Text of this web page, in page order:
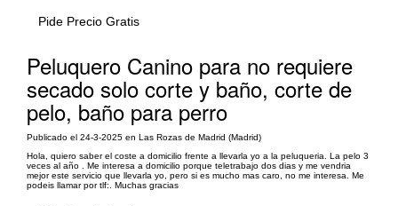
Pide Precio Gratis
Peluquero Canino para no requiere
secado solo corte y baño, corte de
pelo, baño para perro
Publicado el 24-3-2025 en Las Rozas de Madrid (Madrid)
Hola, quiero saber el coste a domicilio frente a llevarla yo a la peluqueria. La pelo 3
veces al año . Me interesa a domicilio porque teletrabajo dos dias y me vendria
mejor este servicio que llevarla yo, pero si es mucho mas caro, no me interesa. Me
podeis llamar por tlf:. Muchas gracias